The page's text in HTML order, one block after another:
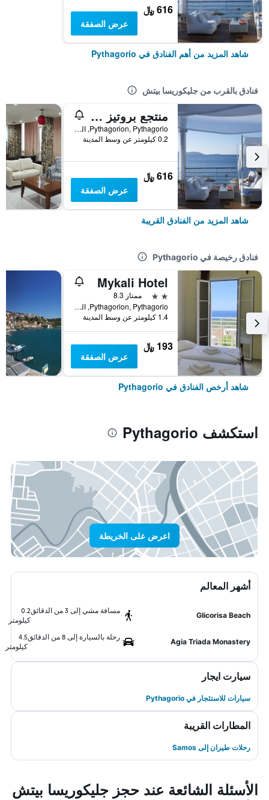
616 ﷼
عرض الصفقة
شاهد المزيد من أهم الفنادق في Pythagorio
فنادق بالقرب من جليكوريسا بيتش
منتجع بروتيز بلو - للبالغين فقط
Pythagorion, Pythagorio, اليونان
0.2 كيلومتر عن وسط المدينة
616 ﷼
عرض الصفقة
شاهد المزيد من الفنادق القريبة
فنادق رخيصة في Pythagorio
Mykali Hotel
2 نجمتين
ممتاز 8.3
Pythagorion, Pythagorio, اليونان
1.4 كيلومتر عن وسط المدينة
193 ﷼
عرض الصفقة
شاهد أرخص الفنادق في Pythagorio
استكشف Pythagorio
اعرض على الخريطة
أشهر المعالم
Glicorisa Beach
مسافة مشي إلى 3 من الدقائق
0.2
كيلومتر
Agia Triada Monastery
رحلة بالسيارة إلى 8 من الدقائق
4.5
كيلومتر
سيارت ايجار
سيارات للاستئجار في Pythagorio
المطارات القريبة
رحلات طيران إلى Samos
الأسئلة الشائعة عند حجز جليكوريسا بيتش